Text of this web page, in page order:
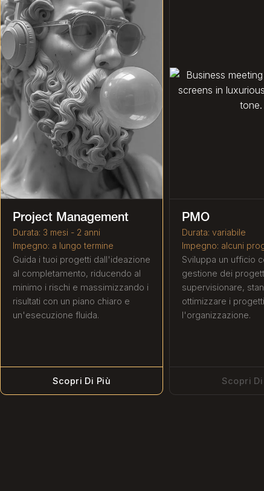
Project Management
Durata: 3 mesi - 2 anni
Impegno: a lungo termine
Guida i tuoi progetti dall'ideazione
al completamento, riducendo al
minimo i rischi e massimizzando i
risultati con un piano chiaro e
un'esecuzione fluida.
Scopri Di Più
PMO
Durata: variabile
Impegno: alcuni
Sviluppa un ufficio
gestione dei
supervisionare,
ottimizzare i
l'organizzazione.
Scopri